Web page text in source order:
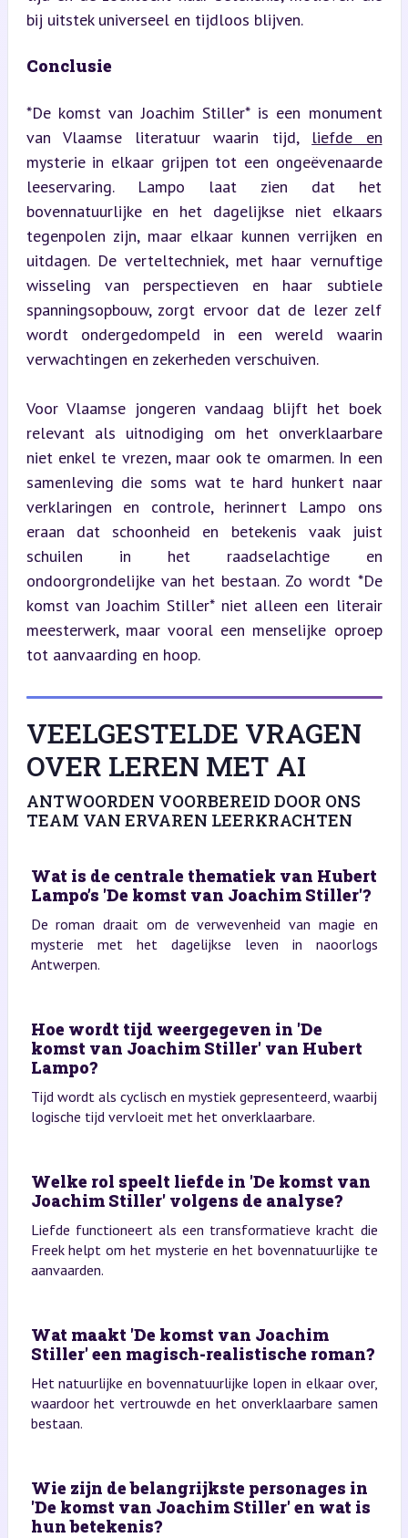
bij uitstek universeel en tijdloos blijven.
Conclusie
*De komst van Joachim Stiller* is een monument
van Vlaamse literatuur waarin tijd, liefde en
mysterie in elkaar grijpen tot een ongeëvenaarde
leeservaring. Lampo laat zien dat het
bovennatuurlijke en het dagelijkse niet elkaars
tegenpolen zijn, maar elkaar kunnen verrijken en
uitdagen. De verteltechniek, met haar vernuftige
wisseling van perspectieven en haar subtiele
spanningsopbouw, zorgt ervoor dat de lezer zelf
wordt ondergedompeld in een wereld waarin
verwachtingen en zekerheden verschuiven.
Voor Vlaamse jongeren vandaag blijft het boek
relevant als uitnodiging om het onverklaarbare
niet enkel te vrezen, maar ook te omarmen. In een
samenleving die soms wat te hard hunkert naar
verklaringen en controle, herinnert Lampo ons
eraan dat schoonheid en betekenis vaak juist
schuilen in het raadselachtige en
ondoorgrondelijke van het bestaan. Zo wordt *De
komst van Joachim Stiller* niet alleen een literair
meesterwerk, maar vooral een menselijke oproep
tot aanvaarding en hoop.
VEELGESTELDE VRAGEN
OVER LEREN MET AI
ANTWOORDEN VOORBEREID DOOR ONS
TEAM VAN ERVAREN LEERKRACHTEN
Wat is de centrale thematiek van Hubert
Lampo’s 'De komst van Joachim Stiller'?
De roman draait om de verwevenheid van magie en
mysterie met het dagelijkse leven in naoorlogs
Antwerpen.
Hoe wordt tijd weergegeven in 'De
komst van Joachim Stiller' van Hubert
Lampo?
Tijd wordt als cyclisch en mystiek gepresenteerd, waarbij
logische tijd vervloeit met het onverklaarbare.
Welke rol speelt liefde in 'De komst van
Joachim Stiller' volgens de analyse?
Liefde functioneert als een transformatieve kracht die
Freek helpt om het mysterie en het bovennatuurlijke te
aanvaarden.
Wat maakt 'De komst van Joachim
Stiller' een magisch-realistische roman?
Het natuurlijke en bovennatuurlijke lopen in elkaar over,
waardoor het vertrouwde en het onverklaarbare samen
bestaan.
Wie zijn de belangrijkste personages in
'De komst van Joachim Stiller' en wat is
hun betekenis?